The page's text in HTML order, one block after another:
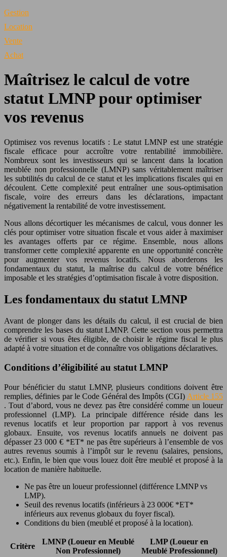
Gestion
Location
Vente
Achat
Maîtrisez le calcul de votre
statut LMNP pour optimiser
vos revenus
Optimisez vos revenus locatifs : Le statut LMNP est une stratégie
fiscale efficace pour accroître votre rentabilité immobilière.
Nombreux sont les investisseurs qui se lancent dans la location
meublée non professionnelle (LMNP) sans véritablement maîtriser
les subtilités du calcul de ce statut et les implications fiscales qui en
découlent. Cette complexité peut entraîner une sous-optimisation
fiscale, voire des erreurs dans les déclarations, impactant
négativement la rentabilité de votre investissement.
Nous allons décortiquer les mécanismes de calcul, vous donner les
clés pour optimiser votre situation fiscale et vous aider à maximiser
les avantages offerts par ce régime. Ensemble, nous allons
transformer cette complexité apparente en une opportunité concrète
pour augmenter vos revenus locatifs. Nous aborderons les
fondamentaux du statut, la maîtrise du calcul de votre bénéfice
imposable et les stratégies d’optimisation fiscale à votre disposition.
Les fondamentaux du statut LMNP
Avant de plonger dans les détails du calcul, il est crucial de bien
comprendre les bases du statut LMNP. Cette section vous permettra
de vérifier si vous êtes éligible, de choisir le régime fiscal le plus
adapté à votre situation et de connaître vos obligations déclaratives.
Conditions d’éligibilité au statut LMNP
Pour bénéficier du statut LMNP, plusieurs conditions doivent être
remplies, définies par le Code Général des Impôts (CGI) Article 155
. Tout d’abord, vous ne devez pas être considéré comme un loueur
professionnel (LMP). La principale différence réside dans les
revenus locatifs et leur proportion par rapport à vos revenus
globaux. Ensuite, vos revenus locatifs annuels ne doivent pas
dépasser 23 000 € *ET* ne pas être supérieurs à l’ensemble de vos
autres revenus soumis à l’impôt sur le revenu (salaires, pensions,
etc.). Enfin, le bien que vous louez doit être meublé et proposé à la
location de manière habituelle.
Ne pas être un loueur professionnel (différence LMNP vs
LMP).
Seuil des revenus locatifs (inférieurs à 23 000€ *ET*
inférieurs aux revenus globaux du foyer fiscal).
Conditions du bien (meublé et proposé à la location).
Critère
LMNP (Loueur en Meublé
Non Professionnel)
LMP (Loueur en
Meublé Professionnel)